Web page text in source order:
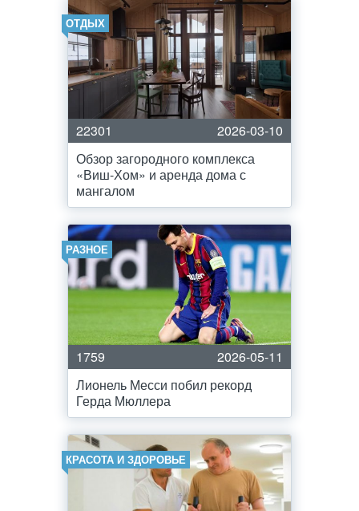
ОТДЫХ
22301
2026-03-10
Обзор загородного комплекса
«Виш-Хом» и аренда дома с
мангалом
РАЗНОЕ
1759
2026-05-11
Лионель Месси побил рекорд
Герда Мюллера
КРАСОТА И ЗДОРОВЬЕ